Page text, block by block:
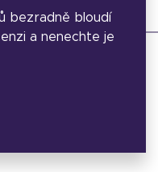
bezradně bloudí
a nenechte je